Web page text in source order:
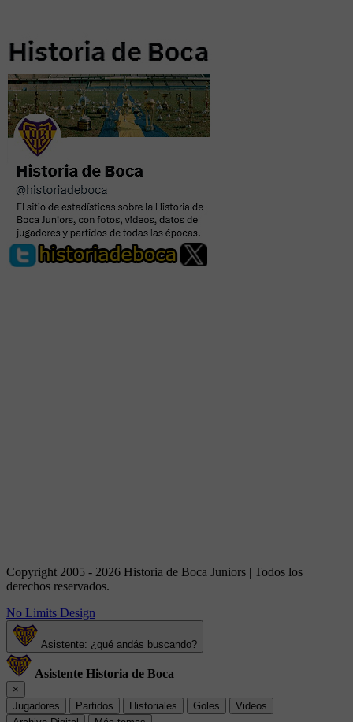
Copyright 2005 - 2026 Historia de Boca Juniors | Todos los
derechos reservados.
No Limits Design
Asistente: ¿qué andás buscando?
Asistente Historia de Boca
×
Jugadores
Partidos Historiales Goles
Videos